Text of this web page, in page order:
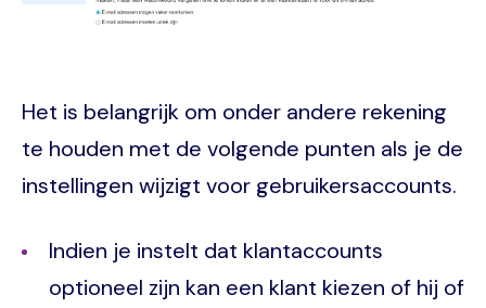
Het is belangrijk om onder andere rekening
te houden met de volgende punten als je de
instellingen wijzigt voor gebruikersaccounts.
Indien je instelt dat klantaccounts
optioneel zijn kan een klant kiezen of hij of